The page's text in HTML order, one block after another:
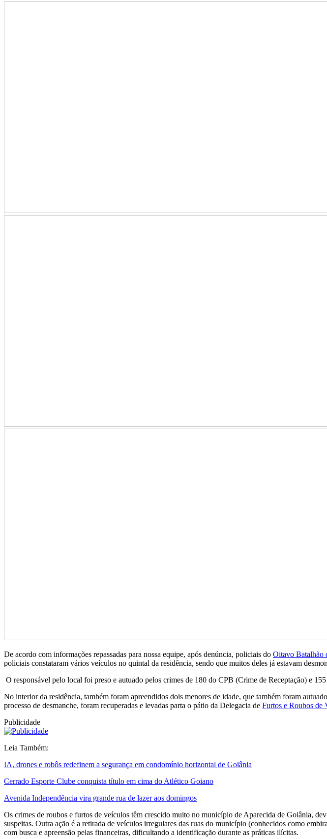
De acordo com informações repassadas para nossa equipe, após denúncia, policiais do Oitavo Batalhão
policiais constataram vários veículos no quintal da residência, sendo que muitos deles já estavam
O responsável pelo local foi preso e autuado pelos crimes de 180 do CPB (Crime de Receptação) e
No interior da residência, também foram apreendidos dois menores de idade, que também foram
processo de desmanche, foram recuperadas e levadas parta o pátio da Delegacia de Furtos e Roubos
Publicidade
Leia Também:
IA, drones e robôs redefinem a segurança em condomínio horizontal de Goiânia
Cerrado Esporte Clube conquista título em cima do Atlético Goiano
Avenida Independência vira grande rua de lazer aos domingos
Os crimes de roubos e furtos de veículos têm crescido muito no município de Aparecida de Goiânia,
suspeitas. Outra ação é a retirada de veículos irregulares das ruas do município (conhecidos como
com busca e apreensão pelas financeiras, dificultando a identificação durante as práticas ilícitas.